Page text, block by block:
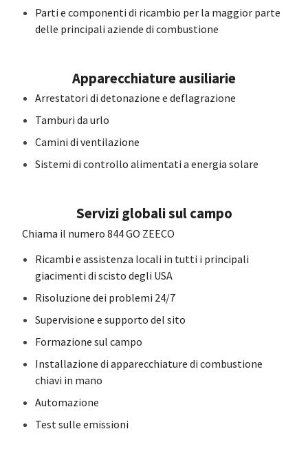
Parti e componenti di ricambio per la maggior parte
delle principali aziende di combustione
Apparecchiature ausiliarie
Arrestatori di detonazione e deflagrazione
Tamburi da urlo
Camini di ventilazione
Sistemi di controllo alimentati a energia solare
Servizi globali sul campo
Chiama il numero 844 GO ZEECO
Ricambi e assistenza locali in tutti i principali
giacimenti di scisto degli USA
Risoluzione dei problemi 24/7
Supervisione e supporto del sito
Formazione sul campo
Installazione di apparecchiature di combustione
chiavi in mano
Automazione
Test sulle emissioni